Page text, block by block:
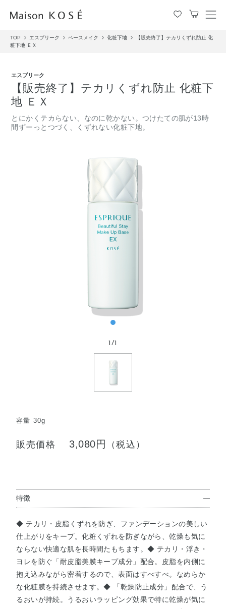
メ
ュ
閉
TOP エスプリーク ベースメイク 化粧下地
【販売終了】テカリくずれ防止 化
粧下地 ＥＸ
エスプリーク
【販売終了】テカリくずれ防止 化粧下
地 ＥＸ
とにかくテカらない、なのに乾かない。つけたての肌が13時
間ずーっとつづく、くずれない化粧下地。
1 /1
容量 30g
販売価格 3,080円 （税込）
特徴
◆ テカリ・皮脂くずれを防ぎ、ファンデーションの美しい
仕上がりをキープ。化粧くずれを防ぎながら、乾燥も気に
ならない快適な肌を長時間たもちます。◆ テカリ・浮き・
ヨレを防ぐ「耐皮脂美膜キープ成分」配合。皮脂を内側に
抱え込みながら密着するので、表面はすべすべ。なめらか
な化粧膜を持続させます。◆ 「乾燥防止成分」配合で、う
るおいが持続。うるおいラッピング効果で特に乾燥が気に